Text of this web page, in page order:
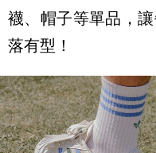
襪、帽子等單品，
落有型！